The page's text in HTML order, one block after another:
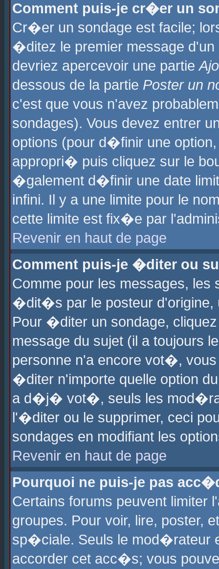
Comment puis-je cr�er un
Cr�er un sondage est facile;
�ditez le premier message
devriez apercevoir une partie
dessous de la partie Poster un
c'est que vous n'avez
sondages). Vous devez entrer
options (pour d�finir une
appropri� puis cliquez sur le
�galement d�finir une date
infini. Il y a une limite pour le
cette limite est fix�e par
Revenir en haut de page
Comment puis-je �diter ou
Comme pour les messages,
�dit�s par le posteur d'origine,
Pour �diter un sondage,
message du sujet (il a toujours
personne n'a encore vot�,
�diter n'importe quelle option
a d�j� vot�, seuls les
l'�diter ou le supprimer, ceci
sondages en modifiant les
Revenir en haut de page
Pourquoi ne puis-je pas
Certains forums peuvent
groupes. Pour voir, lire, poster,
sp�ciale. Seuls le mod�rateur
accorder cet acc�s; vous